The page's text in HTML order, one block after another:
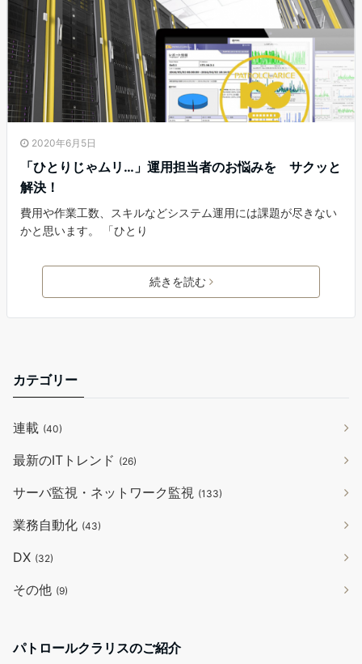
2020年6月5日
「ひとりじゃムリ…」運用担当者のお悩みを サクッと
解決！
費用や作業工数、スキルなどシステム運用には課題が尽きない
かと思います。 「ひとり
続きを読む
カテゴリー
連載 (40)
最新のITトレンド (26)
サーバ監視・ネットワーク監視 (133)
業務自動化 (43)
DX (32)
その他 (9)
パトロールクラリスのご紹介